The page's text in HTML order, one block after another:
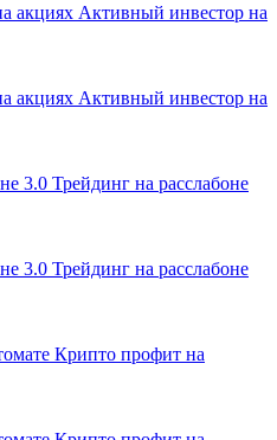
Активный инвестор на
Активный инвестор на
Трейдинг на расслабоне
Трейдинг на расслабоне
Крипто профит на